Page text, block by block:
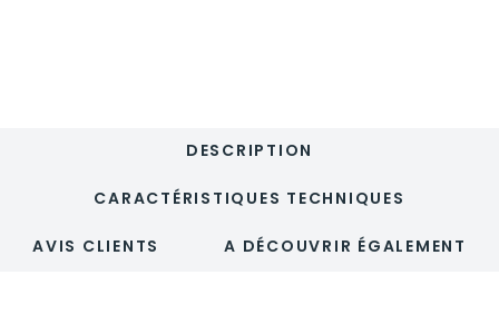
DESCRIPTION
CARACTÉRISTIQUES TECHNIQUES
AVIS CLIENTS A DÉCOUVRIR ÉGALEMENT